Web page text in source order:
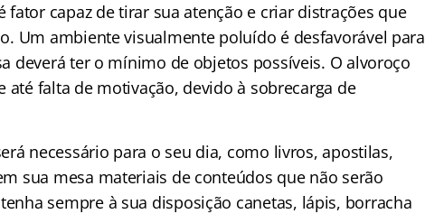
fator capaz de tirar sua atenção e criar distrações que
Um ambiente visualmente poluído é desfavorável para
deverá ter o mínimo de objetos possíveis. O alvoroço
até falta de motivação, devido à sobrecarga de
necessário para o seu dia, como livros, apostilas,
sua mesa materiais de conteúdos que não serão
sempre à sua disposição canetas, lápis, borracha